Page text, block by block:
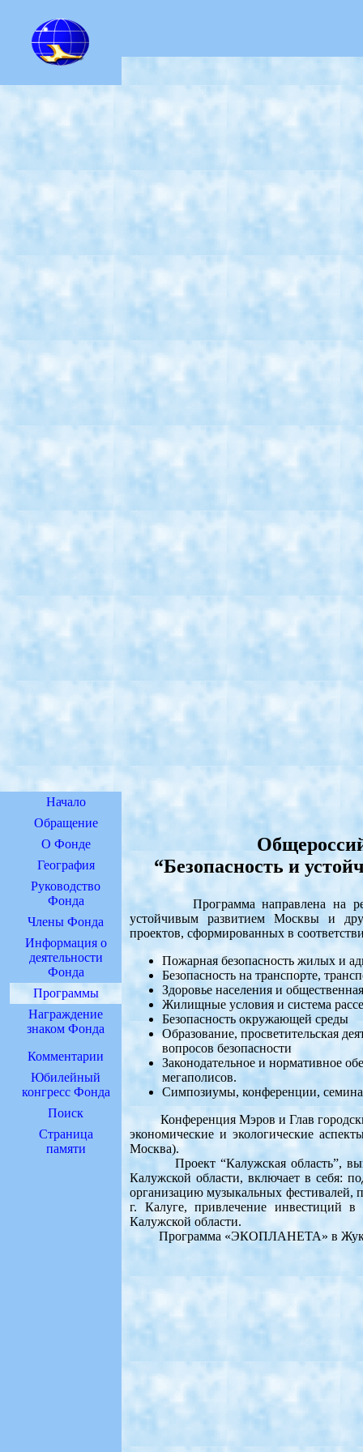
Начало
Обращение
О Фонде
География
Руководство
Фонда
Члены Фонда
Информация о
деятельности
Фонда
Программы
Награждение
знаком Фонда
Комментарии
Юбилейный
конгресс Фонда
Поиск
Страница
памяти
“Безопасность и
Программа направлена на
устойчивым развитием Москвы и
проектов, сформированных в
Пожарная безопасность жилых и
Безопасность на транспорте,
Здоровье населения и
Жилищные условия и система
Безопасность окружающей среды
Образование, просветительская
вопросов безопасности
Законодательное и нормативное
мегаполисов.
Симпозиумы, конференции,
Конференция Мэров и Глав
экономические и экологические
Москва).
Проект “Калужская область”,
Калужской области, включает в себя:
организацию музыкальных
г. Калуге, привлечение инвестиций в
Калужской области.
Программа «ЭКОПЛАНЕТА» в